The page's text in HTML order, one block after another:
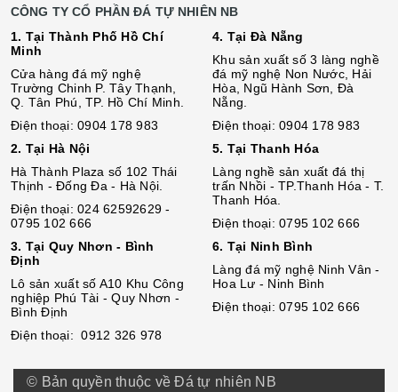
CÔNG TY CỔ PHẦN ĐÁ TỰ NHIÊN NB
1. Tại Thành Phố Hồ Chí
Minh
Cửa hàng đá mỹ nghệ
Trường Chinh P. Tây Thạnh,
Q. Tân Phú, TP. Hồ Chí Minh.
Điện thoại: 0904 178 983
2. Tại Hà Nội
Hà Thành Plaza số 102 Thái
Thịnh - Đống Đa - Hà Nội.
Điện thoại: 024 62592629 -
0795 102 666
3. Tại Quy Nhơn - Bình
Định
Lô sản xuất số A10 Khu Công
nghiệp Phú Tài - Quy Nhơn -
Bình Định
Điện thoại: 0912 326 978
4. Tại Đà Nẵng
Khu sản xuất số 3 làng nghề
đá mỹ nghệ Non Nước, Hải
Hòa, Ngũ Hành Sơn, Đà
Nẵng.
Điện thoại: 0904 178 983
5. Tại Thanh Hóa
Làng nghề sản xuất đá thị
trấn Nhồi - TP.Thanh Hóa - T.
Thanh Hóa.
Điện thoại: 0795 102 666
6. Tại Ninh Bình
Làng đá mỹ nghệ Ninh Vân -
Hoa Lư - Ninh Bình
Điện thoại: 0795 102 666
© Bản quyền thuộc về Đá tự nhiên NB